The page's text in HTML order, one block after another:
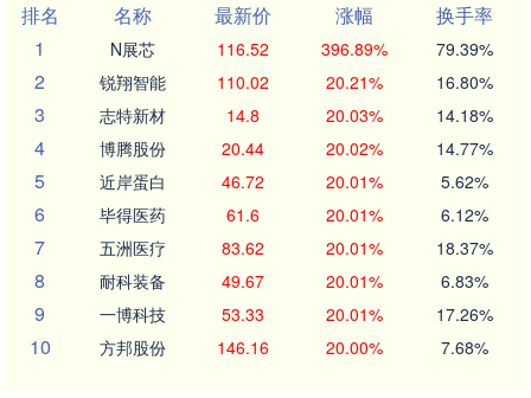
排名
名称 最新价 涨幅
换手率
1
N展芯 116.52 396.89% 79.39%
2 锐翔智能 110.02 20.21% 16.80%
3 志特新材 14.8 20.03% 14.18%
4 博腾股份 20.44 20.02% 14.77%
5 近岸蛋白 46.72 20.01% 5.62%
6 毕得医药 61.6 20.01% 6.12%
7 五洲医疗 83.62 20.01% 18.37%
8 耐科装备 49.67 20.01% 6.83%
9 一博科技 53.33 20.01% 17.26%
10 方邦股份 146.16 20.00% 7.68%